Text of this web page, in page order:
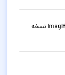
افزونه بهینه سازی تصاویر وردپرس Imagify Image Optimizer نسخه